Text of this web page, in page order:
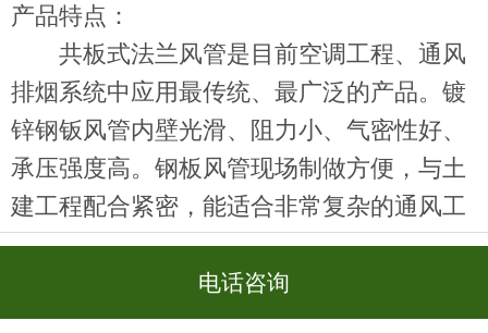
产品特点：
共板式法兰风管是目前空调工程、通风
排烟系统中应用最传统、最广泛的产品。镀
锌钢钣风管内壁光滑、阻力小、气密性好、
承压强度高。钢板风管现场制做方便，与土
建工程配合紧密，能适合非常复杂的通风工
程。其造价比不锈钢板风管要低，用途十分
共板式法兰风管又称无法兰风管，其制
电话咨询